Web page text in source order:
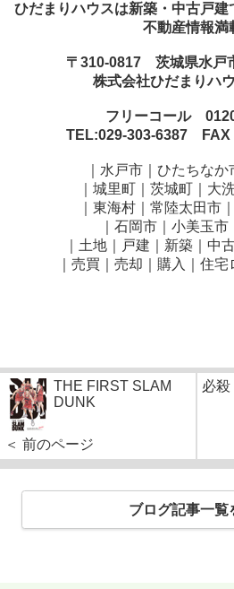
ひだまりハウスは新築・中古戸
不動産情報満
〒310-0817 茨城県水戸
株式会社ひだまりハ
フリーコール
TEL:029-303-6387 FAX
｜水戸市｜ひたちなか
｜城里町｜茨城町｜大
｜東海村｜常陸太田市
｜石岡市｜小美玉
｜土地｜戸建｜新築｜中
｜売買｜売却｜購入｜住宅
THE FIRST SLAM
DUNK
＜ 前のページ
必殺
ブログ記事一覧